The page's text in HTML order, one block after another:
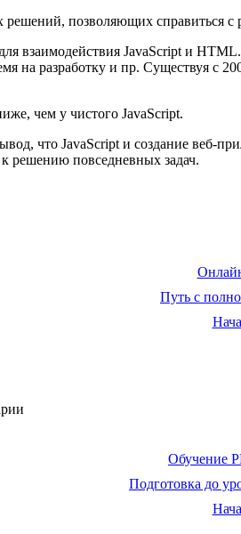
решений, позволяющих справиться
взаимодействия JavaScript и
на разработку и пр. Существуя с
чем у чистого JavaScript.
что JavaScript и создание
решению повседневных задач.
Путь с
Обучение
Подготовка до